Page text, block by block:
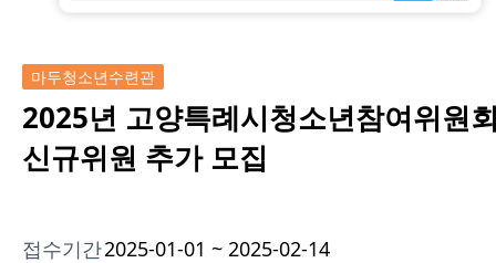
마두청소년수련관
2025년 고양특례시청소년참여위원
신규위원 추가 모집
접수기간2025-01-01 ~ 2025-02-14